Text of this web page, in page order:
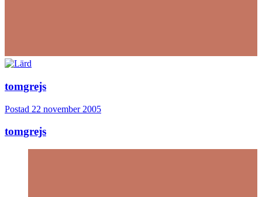
tomgrejs
Postad 22 november 2005
tomgrejs